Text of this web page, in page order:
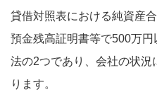
貸借対照表における純資産
預金残高証明書等で500万
法の2つであり、会社の状況
ります。